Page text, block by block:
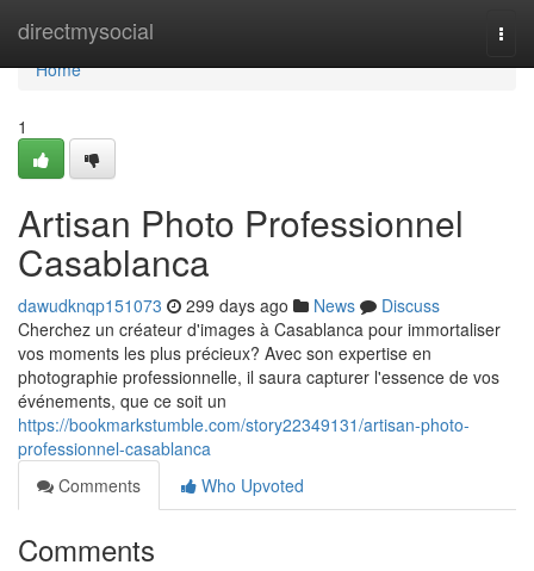
directmysocial
Home
Home
1
Artisan Photo Professionnel
Casablanca
dawudknqp151073 299 days ago News
Discuss
Cherchez un créateur d'images à Casablanca pour immortaliser
vos moments les plus précieux? Avec son expertise en
photographie professionnelle, il saura capturer l'essence de vos
événements, que ce soit un
https://bookmarkstumble.com/story22349131/artisan-photo-
professionnel-casablanca
Comments
Who Upvoted
Comments